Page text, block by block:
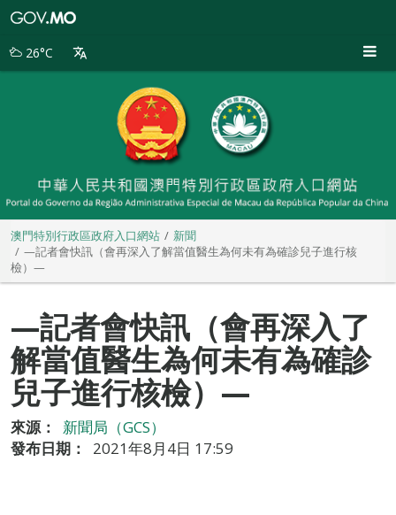
別
26°C
澳門特別行政區政府入口網站
新聞
—記者會快訊（會再深入了解當值醫生為何未有為確診兒子進行核
檢）—
—記者會快訊（會再深入了
解當值醫生為何未有為確診
兒子進行核檢）—
來源：
新聞局（GCS）
發布日期：
2021年8月4日 17:59